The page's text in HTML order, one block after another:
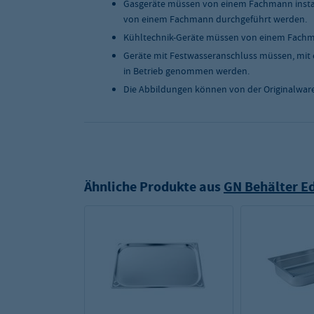
Gasgeräte müssen von einem Fachmann
von einem Fachmann durchgeführt werden.
Kühltechnik-Geräte müssen von einem
Geräte mit Festwasseranschluss müssen,
in Betrieb genommen werden.
Die Abbildungen können von der
Ähnliche Produkte aus GN Behälter